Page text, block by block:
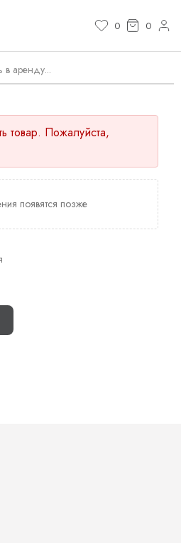
0 0
товар. Пожалуйста,
появятся позже